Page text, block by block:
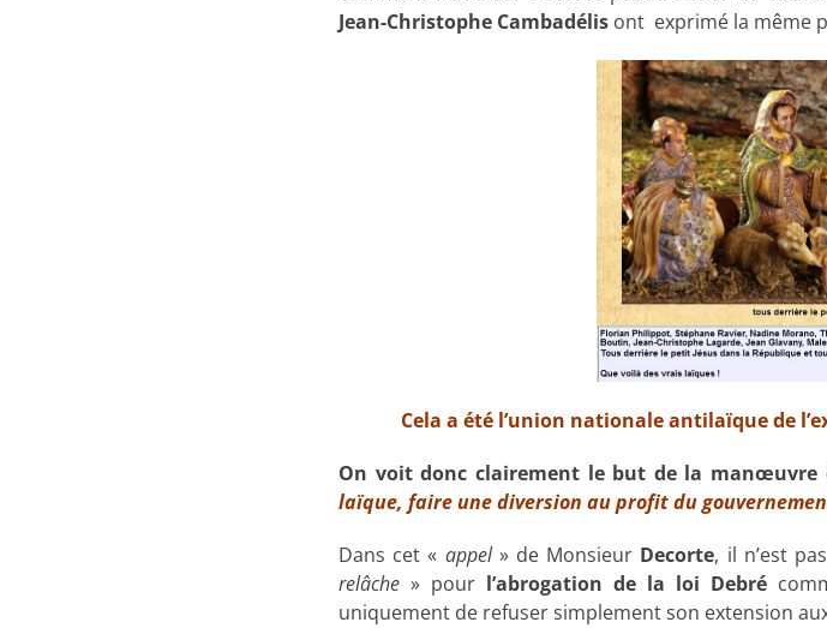
Jean-Christophe Cambadélis ont exprimé la même
Cela a été l’union nationale antilaïquede
On voit donc clairement le but de la manœuvre
laïque, faire une diversion au profit du
Dans cet « appel» de Monsieur Decorte, il n’est
relâche » pour l’abrogation de la loi Debré
uniquement de refuser simplement son extension